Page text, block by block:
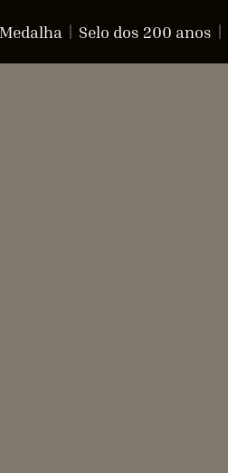
Medalha Selo dos 200 anos